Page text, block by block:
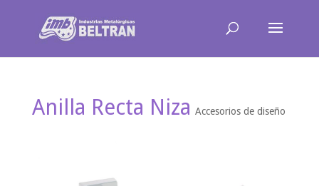
Anilla Recta Niza Accesorios de diseño